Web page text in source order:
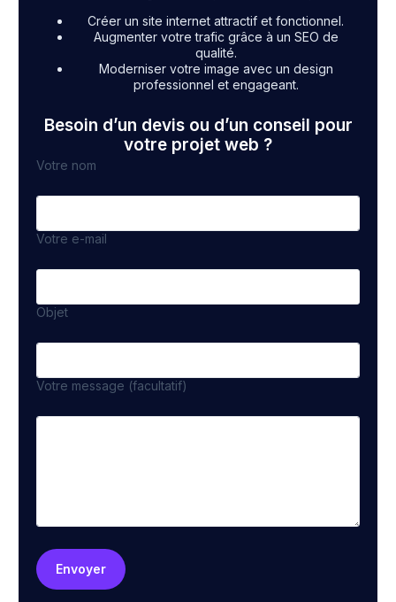
Créer un site internet attractif et fonctionnel.
Augmenter votre trafic grâce à un SEO de
qualité.
Moderniser votre image avec un design
professionnel et engageant.
Besoin d’un devis ou d’un conseil pour
votre projet web ?
Votre nom
Votre e-mail
Objet
Votre message (facultatif)